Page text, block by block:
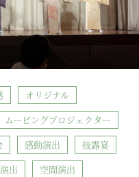
オリジナル
ムービングプロジェクター
感動演出
披露宴
出 空間演出